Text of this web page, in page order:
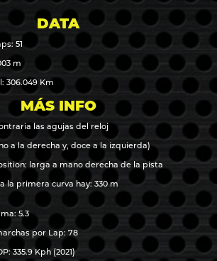
DATA
51
m
306.049 Km
MÁS INFO
las agujas del reloj
a la derecha y, doce a la izquierda)
larga a mano derecha de la pista
la primera curva hay: 330 m
5.3
por Lap: 78
335.9 Kph (2021)